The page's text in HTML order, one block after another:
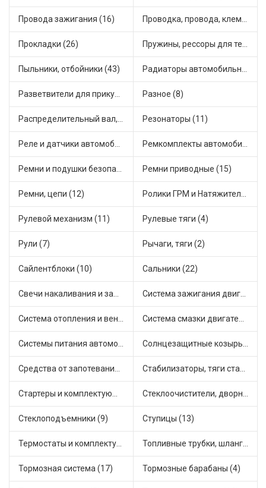
Провода зажигания (16) Проводка, провода, клеммы и разъемы (19)
Прокладки (26) Пружины, рессоры для техники (7)
Пыльники, отбойники (43) Радиаторы автомобильные (10)
Разветвители для прикуривателя (4) Разное (8)
Распределительный вал, шестерни распределительного (5) Резонаторы (11)
Реле и датчики автомобильные (111) Ремкомплекты автомобильные (67)
Ремни и подушки безопасности (6) Ремни приводные (15)
Ремни, цепи (12) Ролики ГРМ и Натяжители (14)
Рулевой механизм (11) Рулевые тяги (4)
Рули (7) Рычаги, тяги (2)
Сайлентблоки (10) Сальники (22)
Свечи накаливания и зажигания (22) Система зажигания двигателя (5)
Система отопления и вентиляции (8) Система смазки двигателя (8)
Системы питания автомобиля (15) Солнцезащитные козырьки для салона автомобиля (1)
Средства от запотевания и размораживатели стекла (1) Стабилизаторы, тяги стабилизатора, стойки стабилиз (5)
Стартеры и комплектующие (27) Стеклоочистители, дворники (2)
Стеклоподъемники (9) Ступицы (13)
Термостаты и комплектующие системы охлаждения (50) Топливные трубки, шланги, магистрали и рампы (4)
Тормозная система (17) Тормозные барабаны (4)